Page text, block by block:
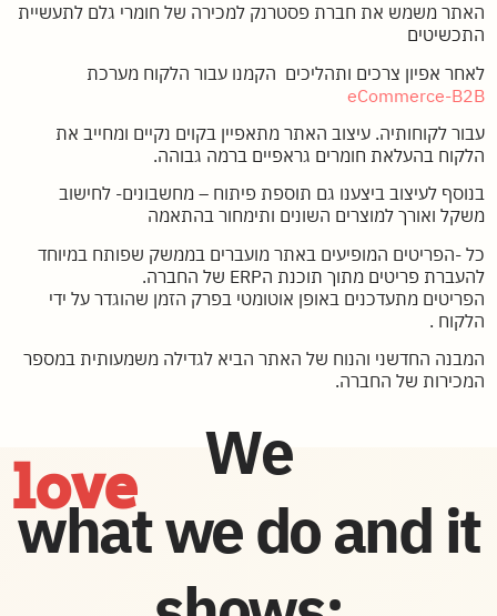
האתר משמש את חברת פסטרנק למכירה של חומרי גלם לתעשיית
התכשיטים
לאחר אפיון צרכים ותהליכים הקמנו עבור הלקוח מערכת
eCommerce-B2B
עבור לקוחותיה. עיצוב האתר מתאפיין בקוים נקיים ומחייב את
הלקוח בהעלאת חומרים גראפיים ברמה גבוהה.
בנוסף לעיצוב ביצענו גם תוספת פיתוח – מחשבונים- לחישוב
משקל ואורך למוצרים השונים ותימחור בהתאמה
כל -הפריטים המופיעים באתר מועברים בממשק שפותח במיוחד
להעברת פריטים מתוך תוכנת הERP של החברה.
הפריטים מתעדכנים באופן אוטומטי בפרק הזמן שהוגדר על ידי
הלקוח .
המבנה החדשני והנוח של האתר הביא לגדילה משמעותית במספר
המכירות של החברה.
We
love
what we do and it